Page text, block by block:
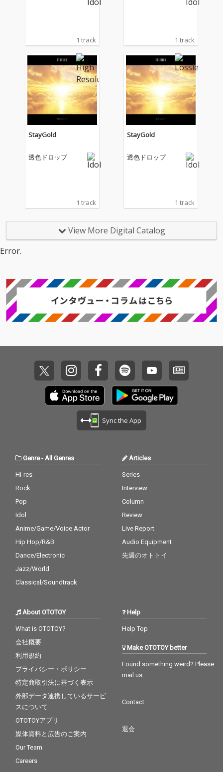
1 track 1 track
StayGold
透色ドロップ
1 track
StayGold
透色ドロップ
1 track
View More Digital Catalog
Error.
Sync the App
Genre- All Genres
Hi-res
Rock
Pop
Idol
Anime/Game/Voice Actor
Hip Hop/R&B
Dance/Electronic
Jazz/World
Classical/Soundtrack
Articles
Series
Interview
Column
Review
Live Report
Audio Equipment
先週のオトトイ
About OTOTOY
What is OTOTOY?
会社概要
利用規約
プライバシー・ポリシー
特定商取引法に基づく表示
外部データ連携しているサービ
スについて
OTOTOYアプリ
媒体資料と広告のご案内
Our Team
Careers
Help
Help Top
Make OTOTOY better
Found something weird? Please
mail us
Contact
退会